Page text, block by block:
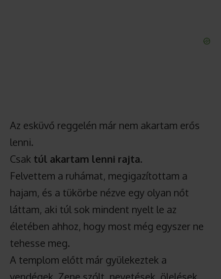
Az esküvő reggelén már nem akartam erős
lenni.
Csak túl akartam lenni rajta.
Felvettem a ruhámat, megigazítottam a
hajam, és a tükörbe nézve egy olyan nőt
láttam, aki túl sok mindent nyelt le az
életében ahhoz, hogy most még egyszer ne
tehesse meg.
A templom előtt már gyülekeztek a